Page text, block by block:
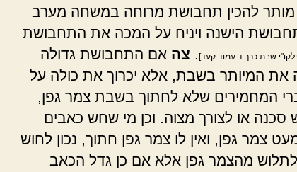
מותר להכין תחבושת מרוחה במשחה מערב
הישנה ויניח על המכה את התחבושת
שבת כרך ד עמוד קעד] צה אם התחבושת גדולה
את המיותר בשבת, אלא יכרוך את כולה על
המחמירים שלא לחתוך בשבת צמר גפן,
או לצורך מצוה. וכן מי שחש כאבים
צמר גפן, ואין לו צמר גפן חתוך, נכון לחוש
מהצמר גפן אלא אם כן גדל הכאב